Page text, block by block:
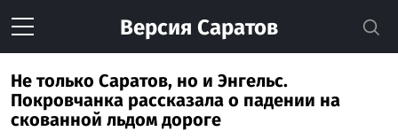
Версия Саратов
Не только Саратов, но и Энгельс.
Покровчанка рассказала о падении на
скованной льдом дороге